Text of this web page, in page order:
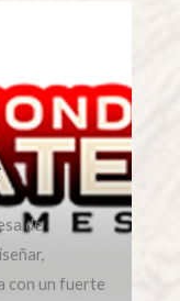
de
con un fuerte